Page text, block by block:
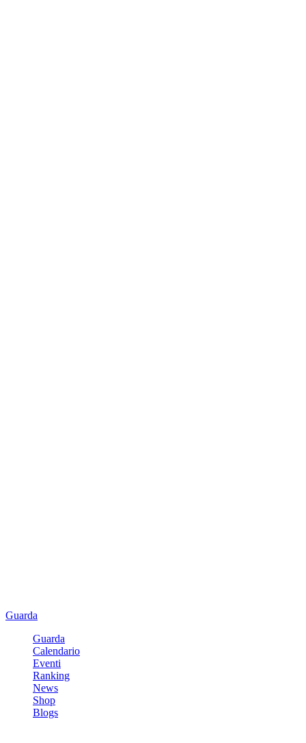
Guarda
Guarda
Calendario
Eventi
Ranking
News
Shop
Blogs